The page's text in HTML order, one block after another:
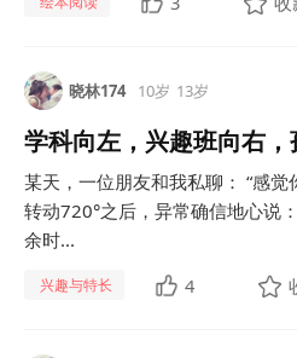
晓林174 10岁 13岁
学科向左，兴趣班向右
某天，一位朋友和我私聊： “感
转动720°之后，异常确信地心说
余时...
兴趣与特长 4